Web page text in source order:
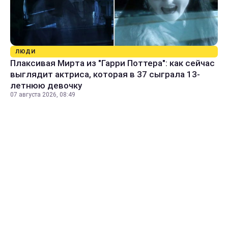
ЛЮДИ
Плаксивая Мирта из "Гарри Поттера": как сейчас
выглядит актриса, которая в 37 сыграла 13-
летнюю девочку
07 августа 2026, 08:49